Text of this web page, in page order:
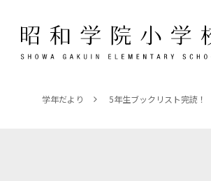
学年だより 5年生ブックリスト完読！